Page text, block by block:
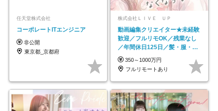
任天堂株式会社
コーポレートITエンジニア
非公開
東京都_京都府
株式会社ＬＩＶＥ ＵＰ
動画編集クリエイター★未経験
歓迎／フルリモOK／残業なし
／年間休日125日／髪・服・ネ
イル自由／研修充実で安心
350～1000万円
フルリモートあり